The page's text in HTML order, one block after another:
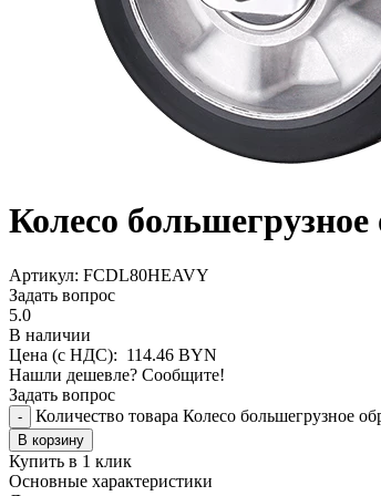
Колесо
Aртикул: FCDL80HEAVY
Задать вопрос
5.0
В наличии
Цена (с НДС): 114.46 BYN
Нашли дешевле? Сообщите!
Задать вопрос
- Количество товара Колесо большегрузное
В корзину
Купить в 1 клик
Основные характеристики